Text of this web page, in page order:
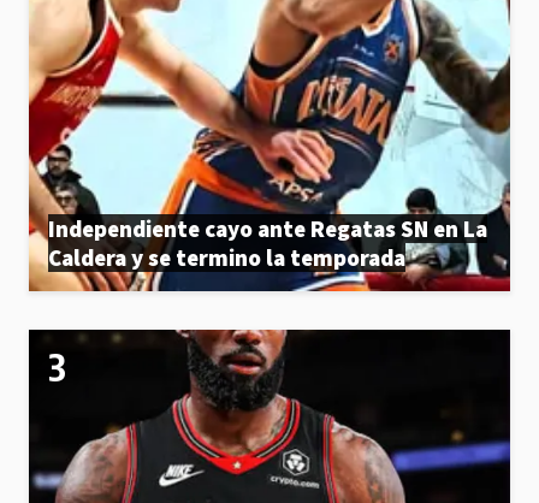
Independiente cayo ante Regatas SN en La
Caldera y se termino la temporada